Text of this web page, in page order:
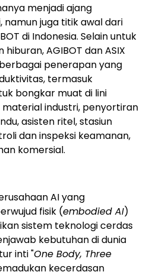
menjadi ajang
juga titik awal dari
di Indonesia. Selain untuk
AGIBOT dan ASIX
penerapan yang
termasuk
bongkar muat di lini
industri, penyortiran
asisten ritel, stasiun
dan inspeksi keamanan,
komersial.
AI yang
fisik (embodied AI)
sistem teknologi cerdas
kebutuhan di dunia
inti "One Body, Three
kecerdasan